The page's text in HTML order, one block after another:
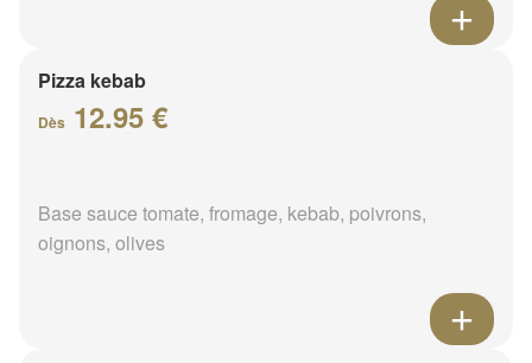
Pizza kebab
Dès 12.95 €
Base sauce tomate, fromage, kebab, poivrons,
oignons, olives